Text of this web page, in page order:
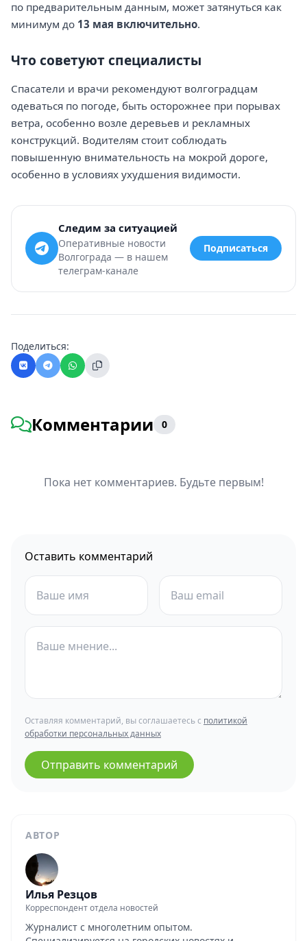
АВТОР
Илья Резцов
Корреспондент отдела новостей
Журналист с многолетним опытом.
по предварительным данным, может затянуться как
минимум до 13 мая включительно.
Что советуют специалисты
Спасатели и врачи рекомендуют волгоградцам
одеваться по погоде, быть осторожнее при порывах
ветра, особенно возле деревьев и рекламных
конструкций. Водителям стоит соблюдать
повышенную внимательность на мокрой дороге,
особенно в условиях ухудшения видимости.
Следим за ситуацией
Оперативные новости
Волгограда — в нашем
телеграм-канале
Подписаться
Поделиться:
Комментарии 0
Пока нет комментариев. Будьте первым!
Оставить комментарий
Оставляя комментарий, вы соглашаетесь с политикой
обработки персональных данных
Отправить комментарий